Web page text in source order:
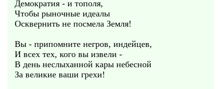
Демократия - и тополя,
Чтобы рыночные идеалы
Осквернить не посмела Земля!
Вы - припомните негров, индейцев,
И всех тех, кого вы извели -
В день неслыханной кары небесной
За великие ваши грехи!